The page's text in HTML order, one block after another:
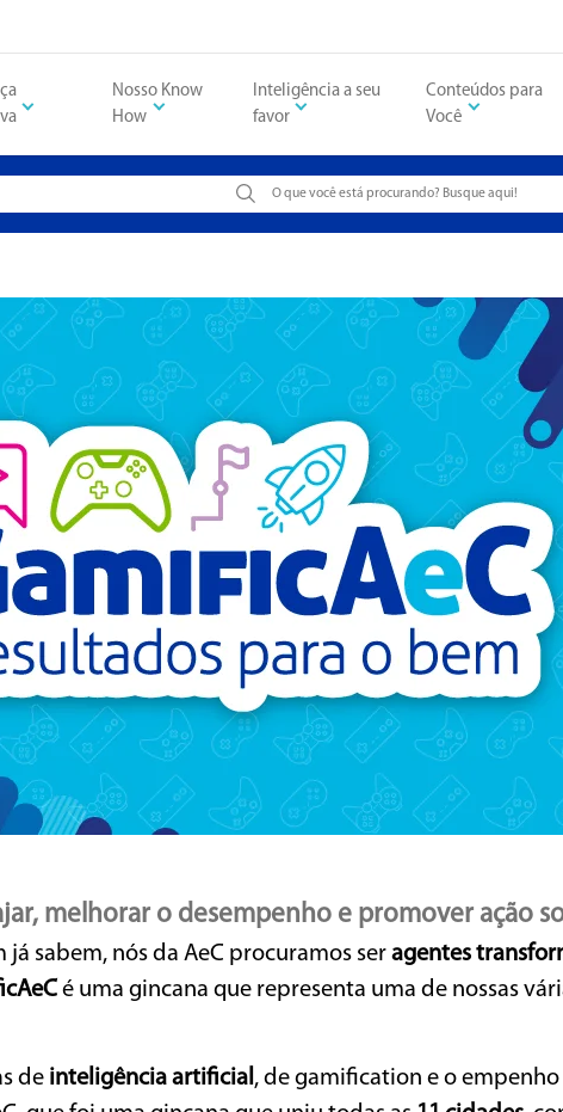
Nosso Know
How
Inteligência a seu
favor
Conteúdos para
Você
melhorar o desempenho e promover ação
sabem, nós da AeC procuramos seragentes
é uma gincana que representa uma de nossas
de inteligência artificial , de gamification e o empenho